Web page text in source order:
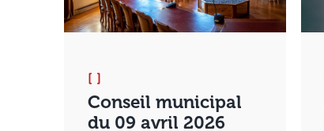
[ ]
Conseil municipal
du 09 avril 2026